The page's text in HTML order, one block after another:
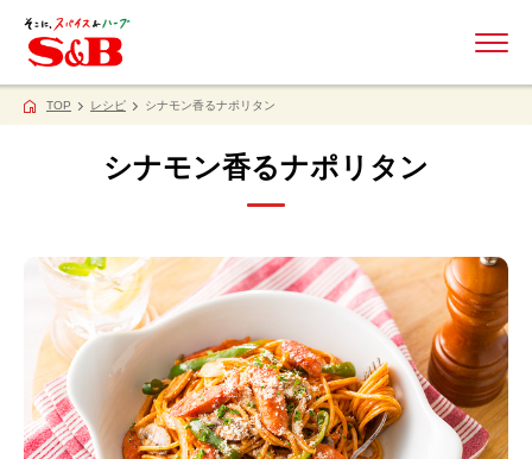
TOP レシピ シナモン香るナポリタン
シナモン香るナポリタン